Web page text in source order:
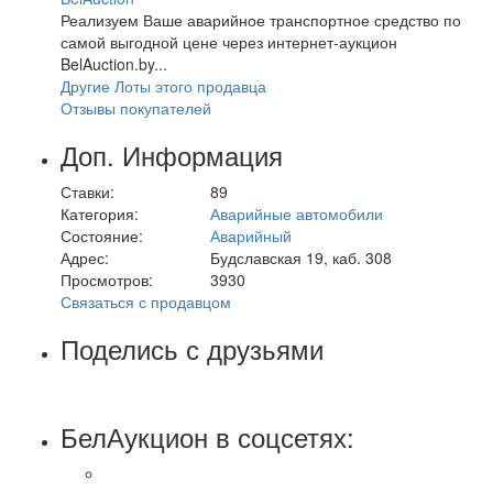
Реализуем Ваше аварийное транспортное средство по
самой выгодной цене через интернет-аукцион
BelAuction.by...
Другие Лоты этого продавца
Отзывы покупателей
Доп. Информация
Ставки:
89
Категория:
Аварийные автомобили
Состояние:
Аварийный
Адрес:
Будславская 19, каб. 308
Просмотров:
3930
Связаться с продавцом
Поделись с друзьями
БелАукцион в соцсетях: